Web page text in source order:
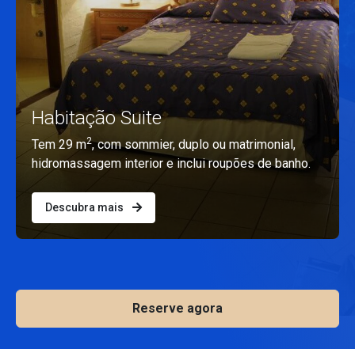
Habitação Suite
Tem 29 m2, com sommier, duplo ou matrimonial,
hidromassagem interior e inclui roupões de banho.
Descubra mais
Reserve agora